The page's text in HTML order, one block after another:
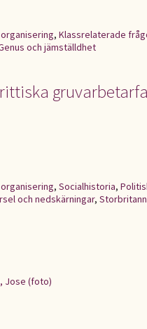
, Klassrelaterade
och jämställdhet
, Socialhistoria,
och nedskärningar,
Jose (foto)